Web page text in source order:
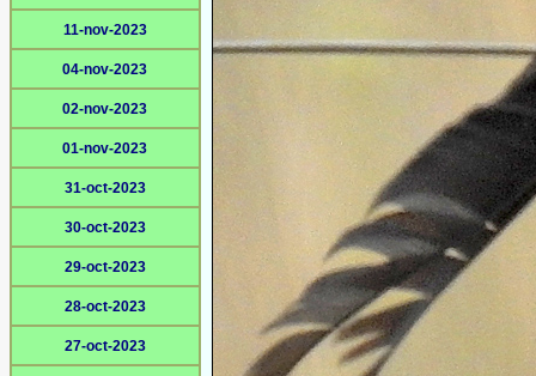
11-nov-2023
04-nov-2023
02-nov-2023
01-nov-2023
31-oct-2023
30-oct-2023
29-oct-2023
28-oct-2023
27-oct-2023